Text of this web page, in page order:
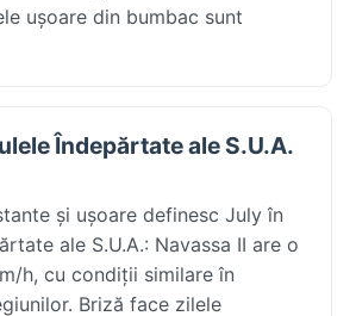
ușoare din bumbac sunt
Îndepărtate ale S.U.A.
și ușoare definesc July în
ale S.U.A.: Navassa II are o
h, cu condiții similare în
Briză face zilele